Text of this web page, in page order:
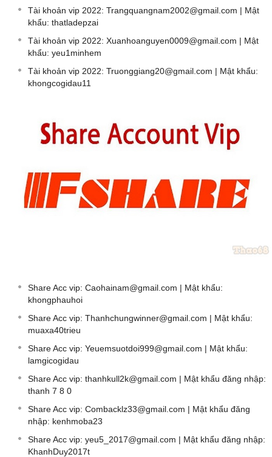
Tài khoản vip 2022: Trangquangnam2002@gmail.com | Mật
khẩu: thatladepzai
Tài khoản vip 2022: Xuanhoanguyen0009@gmail.com | Mật
khẩu: yeu1minhem
Tài khoản vip 2022: Truonggiang20@gmail.com | Mật khẩu:
khongcogidau11
Share Acc vip: Caohainam@gmail.com | Mật khẩu:
khongphauhoi
Share Acc vip: Thanhchungwinner@gmail.com | Mật khẩu:
muaxa40trieu
Share Acc vip: Yeuemsuotdoi999@gmail.com | Mật khẩu:
lamgicogidau
Share Acc vip: thanhkull2k@gmail.com | Mật khẩu đăng nhập:
thanh 7 8 0
Share Acc vip: Combacklz33@gmail.com | Mật khẩu đăng
nhập: kenhmoba23
Share Acc vip: yeu5_2017@gmail.com | Mật khẩu đăng nhập:
KhanhDuy2017t